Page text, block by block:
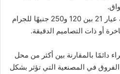
وفي المتوسط، تتراوح مصنعية عيار 21 بين 120 و250 جنيهًا للجرام
أو ذات التصاميم الدقيقة.
دائمًا بالمقارنة بين أكثر من محل
الفروق في المصنعية التي تؤثر بشكل